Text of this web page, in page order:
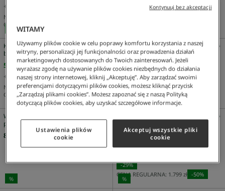
+
NAJNIŻSZA CENA Z 30 DNI:
CENA REGULARNA:
NAJNIŻSZA CENA Z 30 DNI: 903 zł
Kurtka overshirt z grubego
bawełnianego denimu
587 zł
+ Kolor
NAJNIŻSZA CENA Z 30 DNI: 503 zł
CENA REGULARNA: 839 zł -30%
Kurtka overshirt z grubego
bawełnianego denimu
587 zł
+4Kolor
NAJNIŻSZA CENA Z 30 DNI: 503 zł
CENA REGULARNA: 839 zł -
Wodoodporna kurtka Canvas z
półsuwakiem z naszywką
899 zł
%
900 zł
+5Kolor
-29%
CENA REGULARNA: 1.799 zł -50%
% %
WITAMY
Używamy plików cookie w celu poprawy komfortu korzystania z naszej
witryny, personalizacji jej funkcjonalności oraz prowadzenia działań
marketingowych dostosowanych do Twoich zainteresowań. Jeżeli
wyrażasz zgodę na używanie plików cookies niezbędnych do działania
naszej strony internetowej, kliknij „Akceptuję”. Aby zarządzać swoimi
preferencjami dotyczącymi plików cookies, możesz kliknąć przycisk
„Zarządzaj plikami cookies”. Możesz zapoznać się z naszą Polityką
dotyczącą plików cookies, aby uzyskać szczegółowe informacje.
Ustawienia plików
cookie
Akceptuj wszystkie pliki
cookie
Kontynuuj bez akceptacji